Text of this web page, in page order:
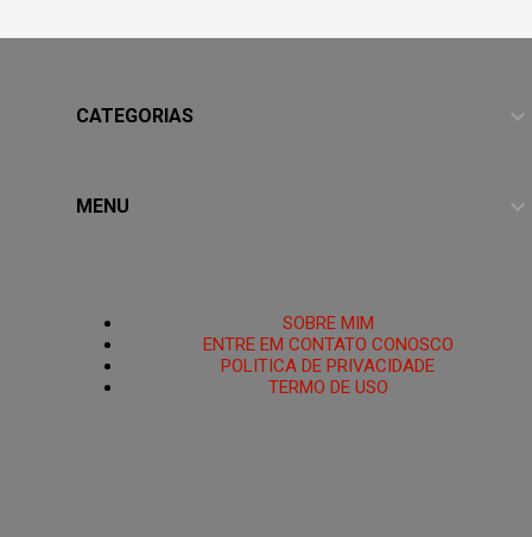
CATEGORIAS
MENU
SOBRE MIM
ENTRE EM CONTATO CONOSCO
POLITICA DE PRIVACIDADE
TERMO DE USO